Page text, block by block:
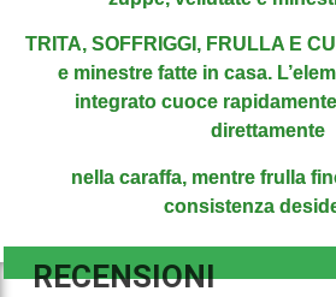
TRITA, SOFFRIGGI, FRULLA E
e minestre fatte in casa.
integrato cuoce
direttamente
nella caraffa, mentre frulla
consistenza
RECENSIONI